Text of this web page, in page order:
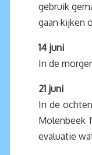
gebruik
gaan kijken
14 juni
In de
21 juni
In de
Molenbeek
evaluatie